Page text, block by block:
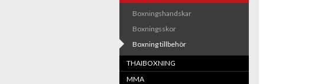
Boxningshandskar
Boxningsskor
Boxning tillbehör
THAIBOXNING
MMA